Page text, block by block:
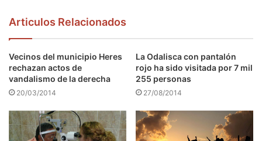
Articulos Relacionados
Vecinos del municipio Heres
rechazan actos de
vandalismo de la derecha
20/03/2014
La Odalisca con pantalón
rojo ha sido visitada por 7 mil
255 personas
27/08/2014